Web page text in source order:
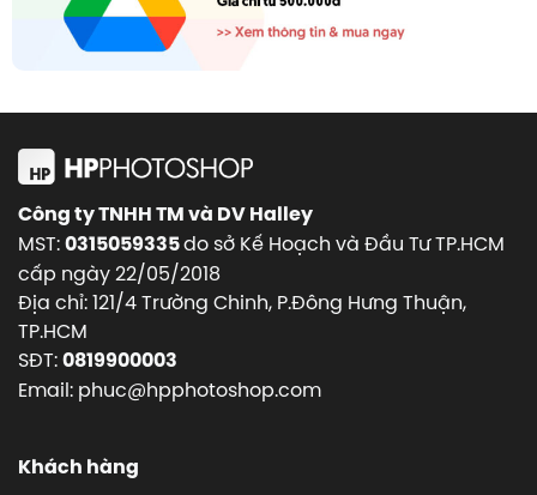
Công ty TNHH TM và DV Halley
MST:0315059335do sở Kế Hoạch và Đầu Tư TP.HCM
cấp ngày 22/05/2018
Địa chỉ: 121/4 Trường Chinh, P.Đông Hưng Thuận,
TP.HCM
SĐT:0819900003
Email: phuc@hpphotoshop.com
Khách hàng